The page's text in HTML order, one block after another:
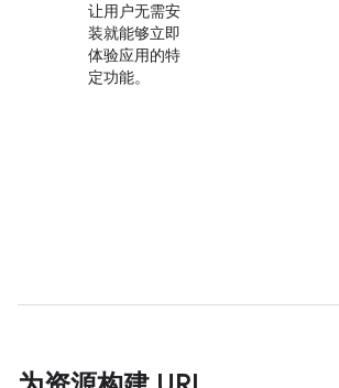
让用户无需安
装就能够立即
体验应用的特
定功能。